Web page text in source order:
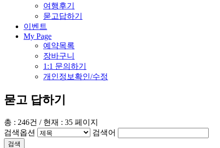
여행후기
묻고답하기
이벤트
My Page
예약목록
장바구니
1:1 문의하기
개인정보확인/수정
묻고 답하기
총 : 246건 / 현재 : 35 페이지
검색옵션
검색어
검색